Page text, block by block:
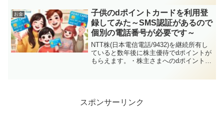
2021...
お金
子供のdポイントカードを利用登
録してみた～SMS認証があるので
個別の電話番号が必要です～
NTT株(日本電信電話/9432)を継続所有し
ていると数年後に株主優待でdポイントが
もらえます。・株主さまへのdポイント進
スポンサーリンク